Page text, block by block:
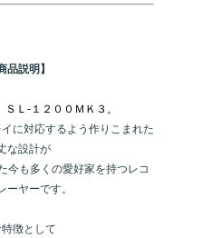
品説明】
Ｌ-１２００ＭＫ３。
に対応するよう作りこまれた
な設計が
今も多くの愛好家を持つレコ
ーヤーです。
徴として